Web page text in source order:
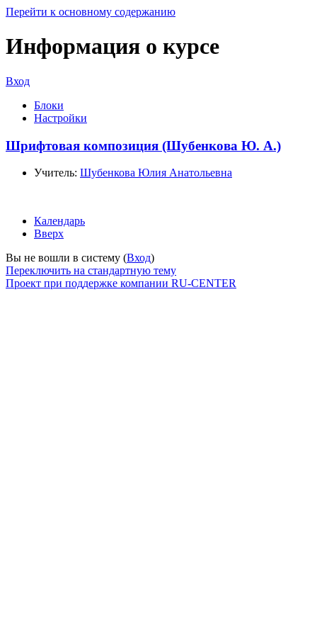
Перейти к основному содержанию
Информация о курсе
Вход
Блоки
Настройки
Шрифтовая композиция (Шубенкова Ю. А.)
Учитель: Шубенкова Юлия Анатольевна
Календарь
Вверх
Вы не вошли в систему (Вход)
Переключить на стандартную тему
Проект при поддержке компании RU-CENTER